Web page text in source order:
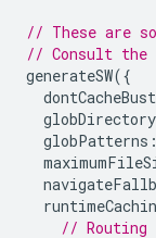
// These are
// Consult the
generateSW({
globDirectory
globPatterns :
// Routing